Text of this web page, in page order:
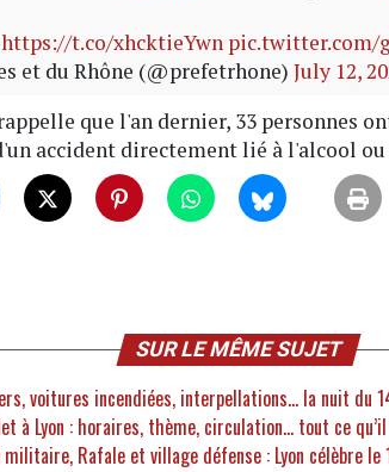
https://t.co/xhcktieYwn pic.twitter.com/
et du Rhône (@prefetrhone) July 12,
que l'an dernier, 33 personnes
accident directement lié à l'alcool
SUR LE MÊME SUJET
voitures incendiées, interpellations... la nuit du
à Lyon : horaires, thème, circulation… tout ce
militaire, Rafale et village défense : Lyon célèbre